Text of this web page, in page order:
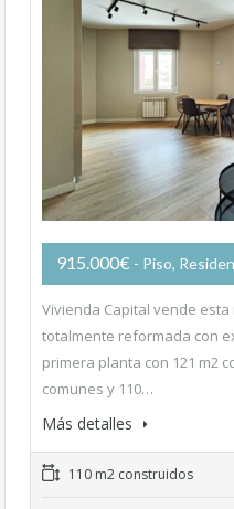
915.000€ - Piso,
Vivienda Capital vende
totalmente reformada con
primera planta con 121 m2
comunes y 110…
Más detalles
110 m2 construidos